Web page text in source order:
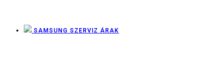
SAMSUNG SZERVIZ ÁRAK